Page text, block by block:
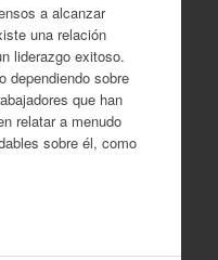
a alcanzar
una relación
liderazgo exitoso.
dependiendo sobre
que han
relatar a menudo
sobre él, como